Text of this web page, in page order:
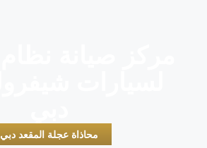
محاذاة عجلة المقعد دبي